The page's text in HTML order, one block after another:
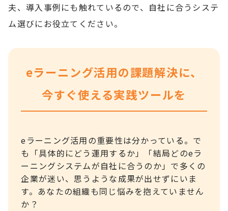
夫、導入事例にも触れているので、自社に合うシステ
ム選びにお役立てください。
eラーニング活用の課題解決に、
今すぐ使える実践ツールを
eラーニング活用の重要性は分かっている。で
も「具体的にどう運用するか」「結局どのeラ
ーニングシステムが自社に合うのか」で多くの
企業が迷い、思うような成果が出せずにいま
す。あなたの組織も同じ悩みを抱えていません
か？